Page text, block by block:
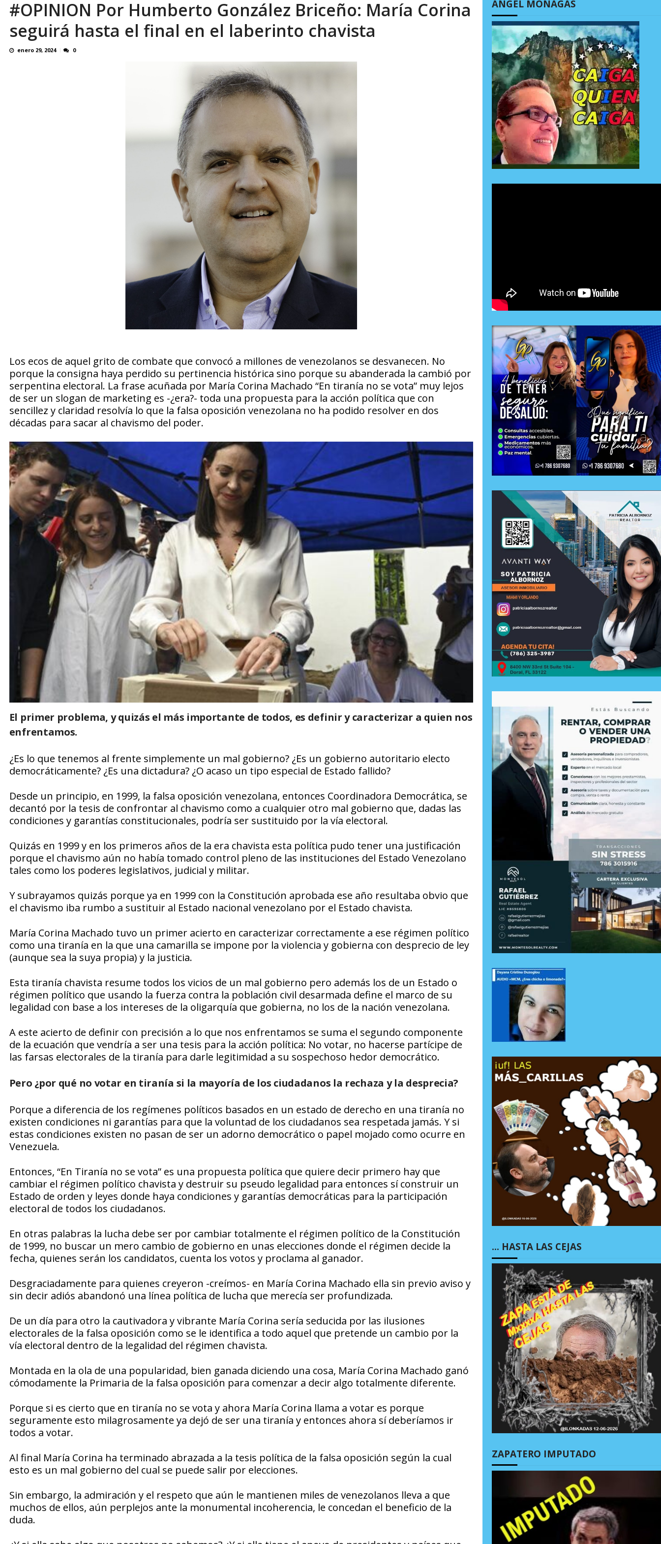
#OPINION Por Humberto González Briceño: María Corina
seguirá hasta el final en el laberinto chavista
enero 29, 2024 0
Los ecos de aquel grito de combate que convocó a millones de venezolanos se desvanecen. No
porque la consigna haya perdido su pertinencia histórica sino porque su abanderada la cambió por
serpentina electoral. La frase acuñada por María Corina Machado “En tiranía no se vota” muy lejos
de ser un slogan de marketing es -¿era?- toda una propuesta para la acción política que con
sencillez y claridad resolvía lo que la falsa oposición venezolana no ha podido resolver en dos
décadas para sacar al chavismo del poder.
El primer problema, y quizás el más importante de todos, es definir y caracterizar a quien nos
enfrentamos.
¿Es lo que tenemos al frente simplemente un mal gobierno? ¿Es un gobierno autoritario electo
democráticamente? ¿Es una dictadura? ¿O acaso un tipo especial de Estado fallido?
Desde un principio, en 1999, la falsa oposición venezolana, entonces Coordinadora Democrática, se
decantó por la tesis de confrontar al chavismo como a cualquier otro mal gobierno que, dadas las
condiciones y garantías constitucionales, podría ser sustituido por la vía electoral.
Quizás en 1999 y en los primeros años de la era chavista esta política pudo tener una justificación
porque el chavismo aún no había tomado control pleno de las instituciones del Estado Venezolano
tales como los poderes legislativos, judicial y militar.
Y subrayamos quizás porque ya en 1999 con la Constitución aprobada ese año resultaba obvio que
el chavismo iba rumbo a sustituir al Estado nacional venezolano por el Estado chavista.
María Corina Machado tuvo un primer acierto en caracterizar correctamente a ese régimen político
como una tiranía en la que una camarilla se impone por la violencia y gobierna con desprecio de ley
(aunque sea la suya propia) y la justicia.
Esta tiranía chavista resume todos los vicios de un mal gobierno pero además los de un Estado o
régimen político que usando la fuerza contra la población civil desarmada define el marco de su
legalidad con base a los intereses de la oligarquía que gobierna, no los de la nación venezolana.
A este acierto de definir con precisión a lo que nos enfrentamos se suma el segundo componente
de la ecuación que vendría a ser una tesis para la acción política: No votar, no hacerse partícipe de
las farsas electorales de la tiranía para darle legitimidad a su sospechoso hedor democrático.
Pero ¿por qué no votar en tiranía si la mayoría de los ciudadanos la rechaza y la desprecia?
Porque a diferencia de los regímenes políticos basados en un estado de derecho en una tiranía no
existen condiciones ni garantías para que la voluntad de los ciudadanos sea respetada jamás. Y si
estas condiciones existen no pasan de ser un adorno democrático o papel mojado como ocurre en
Venezuela.
Entonces, “En Tiranía no se vota” es una propuesta política que quiere decir primero hay que
cambiar el régimen político chavista y destruir su pseudo legalidad para entonces sí construir un
Estado de orden y leyes donde haya condiciones y garantías democráticas para la participación
electoral de todos los ciudadanos.
En otras palabras la lucha debe ser por cambiar totalmente el régimen político de la Constitución
de 1999, no buscar un mero cambio de gobierno en unas elecciones donde el régimen decide la
fecha, quienes serán los candidatos, cuenta los votos y proclama al ganador.
Desgraciadamente para quienes creyeron -creímos- en María Corina Machado ella sin previo aviso y
sin decir adiós abandonó una línea política de lucha que merecía ser profundizada.
De un día para otro la cautivadora y vibrante María Corina sería seducida por las ilusiones
electorales de la falsa oposición como se le identifica a todo aquel que pretende un cambio por la
vía electoral dentro de la legalidad del régimen chavista.
Montada en la ola de una popularidad, bien ganada diciendo una cosa, María Corina Machado ganó
cómodamente la Primaria de la falsa oposición para comenzar a decir algo totalmente diferente.
Porque si es cierto que en tiranía no se vota y ahora María Corina llama a votar es porque
seguramente esto milagrosamente ya dejó de ser una tiranía y entonces ahora sí deberíamos ir
todos a votar.
Al final María Corina ha terminado abrazada a la tesis política de la falsa oposición según la cual
esto es un mal gobierno del cual se puede salir por elecciones.
Sin embargo, la admiración y el respeto que aún le mantienen miles de venezolanos lleva a que
muchos de ellos, aún perplejos ante la monumental incoherencia, le concedan el beneficio de la
duda.
ÁNGEL MONAGAS
… HASTA LAS CEJAS
ZAPATERO IMPUTADO